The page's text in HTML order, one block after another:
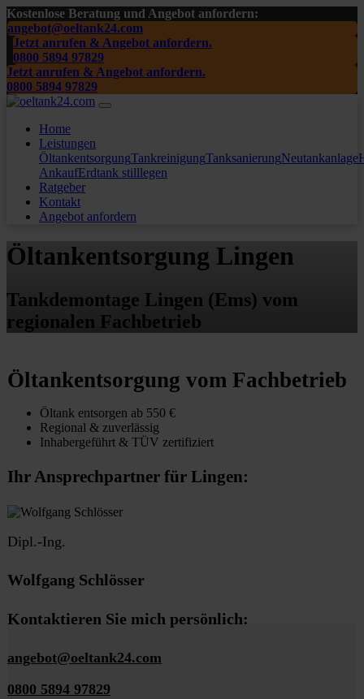
Kostenlose Beratung und Angebot anfordern:
angebot@oeltank24.com
Jetzt anrufen & Angebot anfordern.
0800 5894 97829
Jetzt anrufen & Angebot anfordern.
0800 5894 97829
Home
Leistungen
ÖltankentsorgungTankreinigungTanksanierungNeutankanlage
AnkaufErdtank stilllegen
Ratgeber
Kontakt
Angebot anfordern
Öltankentsorgung Lingen
Tankdemontage Lingen (Ems) vom
regionalen Fachbetrieb
Öltankentsorgung vom Fachbetrieb
Öltank entsorgen ab 550 €
Regional & zuverlässig
Inhabergeführt & TÜV zertifiziert
Ihr Ansprechpartner für Lingen:
Dipl.-Ing.
Wolfgang Schlösser
Kontaktieren Sie mich persönlich:
angebot@oeltank24.com
0800 5894 97829